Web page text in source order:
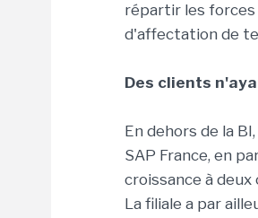
répartir les forces
d'affectation de
Des clients
En dehors de la
SAP France, en
croissance à
La filiale a par